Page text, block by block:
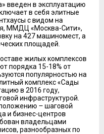
введен в эксплуатацию
в себя элитные
с видом на
ММДЦ «Москва-Сити»,
на 427 машиномест, а
площадей.
жилых комплексов
порядка 15-18% от
популярностью на
комплекс «Сады
в 2016 году,
инфраструктурой.
– шаговой
и бизнес-центров
владельцами
разнообразных по